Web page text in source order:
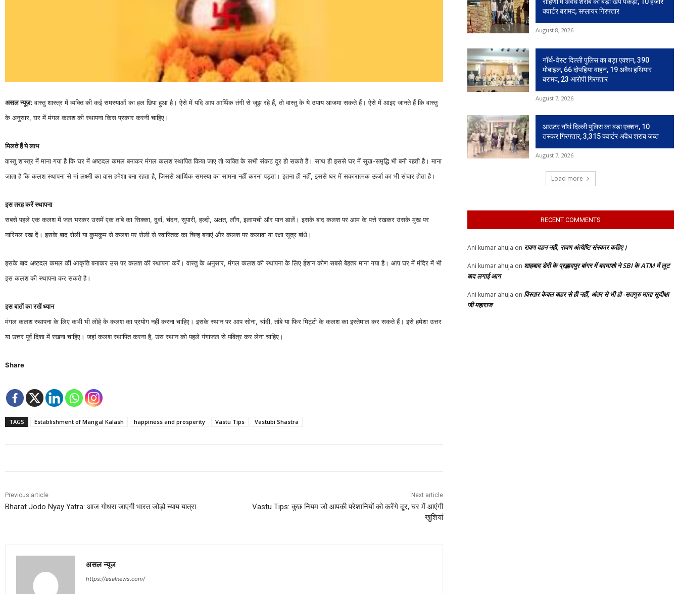
असल न्यूज़: वास्तु शास्त्र में व्यक्ति की कई समस्याओं का हल छिपा हुआ है। ऐसे में यदि आप आर्थिक तंगी से जूझ रहे हैं, तो वास्तु के ये उपाय आजमा सकते हैं। ऐसे में आइए जानते हैं कि वास्तु
के अनुसार, घर में मंगल कलश की स्थापना किस प्रकार करनी चाहिए।
मिलते हैं ये लाभ
वास्तु शास्त्र में माना गया है कि घर में अष्टदल कमल बनाकर मंगल कलश स्थापित किया जाए तो व्यक्ति के सभी संकट दूर हो सकते हैं। साथ ही इससे घर में सुख-समृद्धि भी बनी रहती है। माना
जाता है कि कलश स्थापना से मां लक्ष्मी का वास हमेशा बना रहता है, जिससे आर्थिक समस्या का सामना नहीं करना पड़ता। इतना ही नहीं, इससे घर में सकारात्मक ऊर्जा का भी संचार होता है।
इस तरह करें स्थापना
सबसे पहले एक कलश में जल भरकर उसमें एक तांबे का सिक्का, दुर्वा, चंदन, सुपारी, हल्दी, अक्षत, लौंग, इलायची और पान डालें। इसके बाद कलश पर आम के पत्ते रखकर उसके मुख पर
नारियल रख दें। इसके बाद रोली या कुमकुम से कलश पर रोली से स्वास्तिक का चिन्ह बनाएं और कलश पर कलावा या रक्षा सूत्र बांधे।
इसके बाद अष्टदल कमल की आकृति बनाकर उस पर कलश की स्थापना करें। वास्तु के अनुसार, मंगल कलश की स्थापना के लिए ईशान कोण सबसे बेहतर माना गया है। आप घर में मंदिर में भी
इस कलश की स्थापना कर सकते है।
इस बातों का रखें ध्यान
मंगल कलश स्थापना के लिए कभी भी लोहे के कलश का प्रयोग नहीं करना चाहिए। इसके स्थान पर आप सोना, चांदी, तांबे या फिर मिट्टी के कलश का इस्तेमाल कर सकते हैं। इसे हमेशा उत्तर
या उत्तर पूर्व दिशा में रखना चाहिए। जहां कलश स्थापित करना है, उस स्थान को पहले गंगाजल से पवित्र कर लेना चाहिए।
Share
TAGS Establishment of Mangal Kalash happiness and prosperity Vastu Tips Vastubi Shastra
Previous article
Bharat Jodo Nyay Yatra: आज गोधरा जाएगी भारत जोड़ो न्याय यात्रा.
Next article
Vastu Tips: कुछ नियम जो आपकी परेशानियों को करेंगे दूर, घर में आएंगी
खुशियां
असल न्यूज
https://asalnews.com/
क्वार्टर बरामद; सप्लायर गिरफ्तार
August 8, 2026
नॉर्थ-वेस्ट दिल्ली पुलिस का बड़ा एक्शन, 390
मोबाइल, 66 दोपहिया वाहन, 19 अवैध हथियार
बरामद, 23 आरोपी गिरफ्तार
August 7, 2026
आउटर नॉर्थ दिल्ली पुलिस का बड़ा एक्शन, 10
तस्कर गिरफ्तार, 3,315 क्वार्टर अवैध शराब जब्त
August 7, 2026
Load more
RECENT COMMENTS
Ani kumar ahuja on रावण दहन नही, रावण अंत्येष्टि संस्कार कहिए।
Ani kumar ahuja on शाहबाद डेरी के प्रह्लादपुर बांगर में बदमाशो ने SBI के ATM में लूट
बाद लगाई आग
Ani kumar ahuja on विस्तार केवल बाहर से ही नहीं, अंतर से भी हो -सतगुरु माता सुदीक्षा
जी महाराज